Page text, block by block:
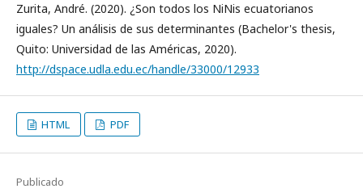
Zurita, André. (2020). ¿Son todos los NiNis ecuatorianos
iguales? Un análisis de sus determinantes (Bachelor's thesis,
Quito: Universidad de las Américas, 2020).
http://dspace.udla.edu.ec/handle/33000/12933
HTML PDF
Publicado